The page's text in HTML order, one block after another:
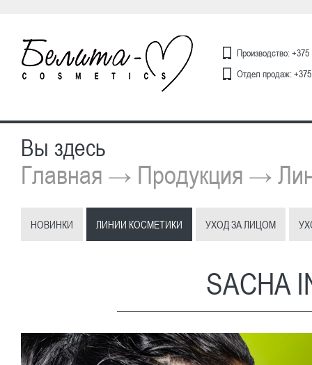
Производство:
Отдел продаж:
Вы здесь
Главная → Продукция →
НОВИНКИ ЛИНИИ КОСМЕТИКИ УХОД ЗА ЛИЦОМ
SACHA